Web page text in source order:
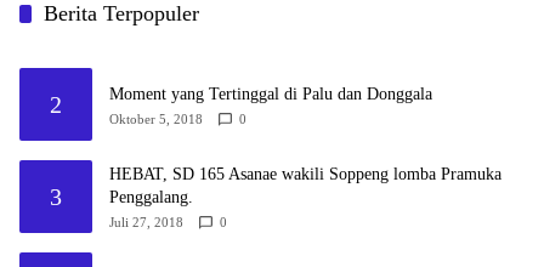
Berita Terpopuler
2 Moment yang Tertinggal di Palu dan Donggala
Oktober 5, 2018 0
3
HEBAT, SD 165 Asanae wakili Soppeng lomba Pramuka
Penggalang.
Juli 27, 2018 0